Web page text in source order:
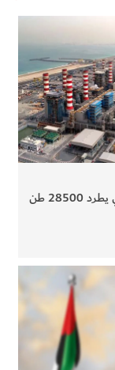
الذكاء الاصطناعي في جبل علي يطرد 28500 طن